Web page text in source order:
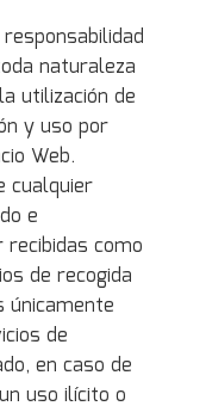
naturaleza
utilización de
y uso por
Web.
cualquier
e
como
de recogida
únicamente
de
en caso de
uso ilícito o